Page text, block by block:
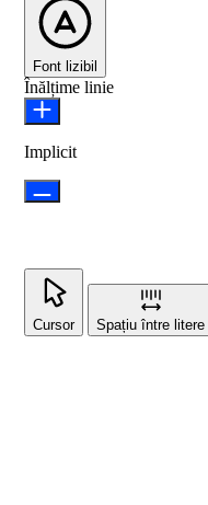
Font lizibil
Înălțime linie
Implicit
Cursor Spațiu între litere